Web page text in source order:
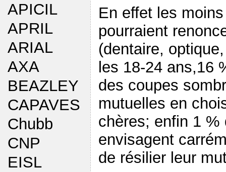
APICIL
APRIL
ARIAL
AXA
BEAZLEY
CAPAVES
Chubb
CNP
EISL
En effet les
pourraient
(dentaire,
les 18-24 ans,16
des coupes
mutuelles en
chères; enfin 1 %
envisagent
de résilier leur